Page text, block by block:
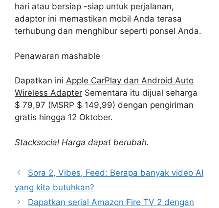
hari atau bersiap -siap untuk perjalanan,
adaptor ini memastikan mobil Anda terasa
terhubung dan menghibur seperti ponsel Anda.
Penawaran mashable
Dapatkan ini Apple CarPlay dan Android Auto
Wireless Adapter Sementara itu dijual seharga
$ 79,97 (MSRP $ 149,99) dengan pengiriman
gratis hingga 12 Oktober.
Stacksocial Harga dapat berubah.
Sora 2, Vibes, Feed: Berapa banyak video AI
yang kita butuhkan?
Dapatkan serial Amazon Fire TV 2 dengan